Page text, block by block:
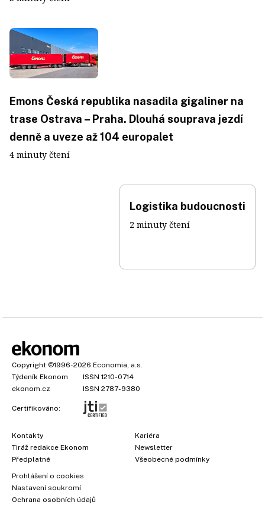
Emons Česká republika nasadila gigaliner na
trase Ostrava – Praha. Dlouhá souprava jezdí
denně a uveze až 104 europalet
4 minuty čtení
Logistika budoucnosti
2 minuty čtení
Copyright ©1996-2026 Economia, a.s.
Týdeník Ekonom
ISSN 1210-0714
ekonom.cz
ISSN 2787-9380
Certifikováno:
Kontakty
Tiráž redakce Ekonom
Předplatné
Kariéra
Newsletter
Všeobecné podmínky
Prohlášení o cookies
Nastavení soukromí
Ochrana osobních údajů